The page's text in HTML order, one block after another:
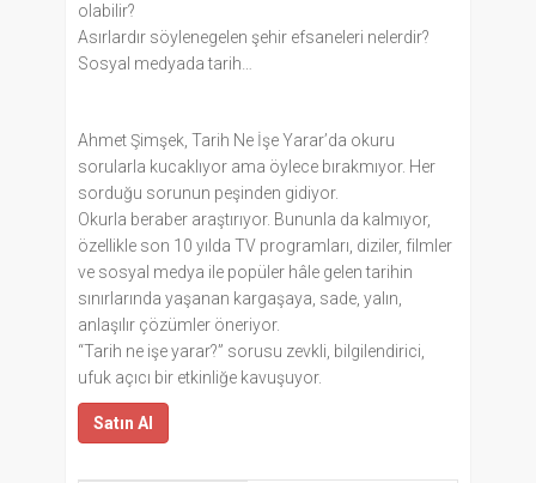
olabilir?
Asırlardır söylenegelen şehir efsaneleri nelerdir?
Sosyal medyada tarih…
Ahmet Şimşek, Tarih Ne İşe Yarar’da okuru
sorularla kucaklıyor ama öylece bırakmıyor. Her
sorduğu sorunun peşinden gidiyor.
Okurla beraber araştırıyor. Bununla da kalmıyor,
özellikle son 10 yılda TV programları, diziler, filmler
ve sosyal medya ile popüler hâle gelen tarihin
sınırlarında yaşanan kargaşaya, sade, yalın,
anlaşılır çözümler öneriyor.
“Tarih ne işe yarar?” sorusu zevkli, bilgilendirici,
ufuk açıcı bir etkinliğe kavuşuyor.
Satın Al